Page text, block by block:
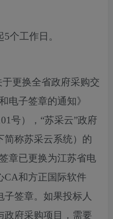
个工作日。
更换全省政府采购交
电子签章的通知》
号），“苏采云”政府
简称苏采云系统）的
章已更换为江苏省电
CA和方正国际软件
子签章。如果投标人
政府采购项目，需要